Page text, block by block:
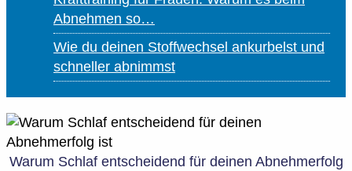
Abnehmen so…
Wie du deinen Stoffwechsel ankurbelst und
schneller abnimmst
Warum Schlaf entscheidend für deinen Abnehmerfolg